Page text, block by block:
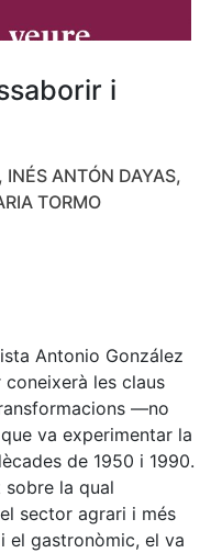
i
INÉS ANTÓN DAYAS,
TORMO
Antonio González
les claus
—no
va experimentar la
de 1950 i 1990.
la qual
sector agrari i més
el gastronòmic, el va